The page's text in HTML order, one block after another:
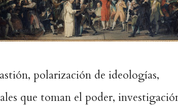
polarización de ideologías,
que toman el poder,